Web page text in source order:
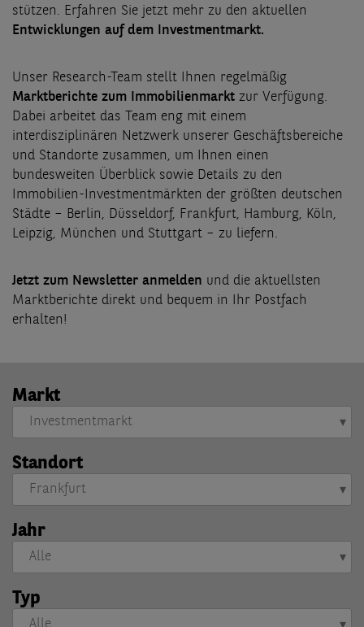
stützen. Erfahren Sie jetzt mehr zu den aktuellen
Entwicklungen auf dem Investmentmarkt.
Unser Research-Team stellt Ihnen regelmäßig
Marktberichte zum Immobilienmarkt zur Verfügung.
Dabei arbeitet das Team eng mit einem
interdisziplinären Netzwerk unserer Geschäftsbereiche
und Standorte zusammen, um Ihnen einen
bundesweiten Überblick sowie Details zu den
Immobilien-Investmentmärkten der größten deutschen
Städte – Berlin, Düsseldorf, Frankfurt, Hamburg, Köln,
Leipzig, München und Stuttgart – zu liefern.
Jetzt zum Newsletter anmelden und die aktuellsten
Marktberichte direkt und bequem in Ihr Postfach
erhalten!
Markt
Standort
Jahr
Typ